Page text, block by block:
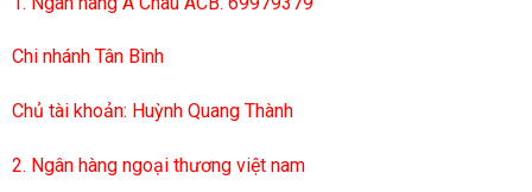
Chi nhánh Tân Bình
Chủ tài khoản: Huỳnh Quang Thành
2. Ngân hàng ngoại thương việt nam